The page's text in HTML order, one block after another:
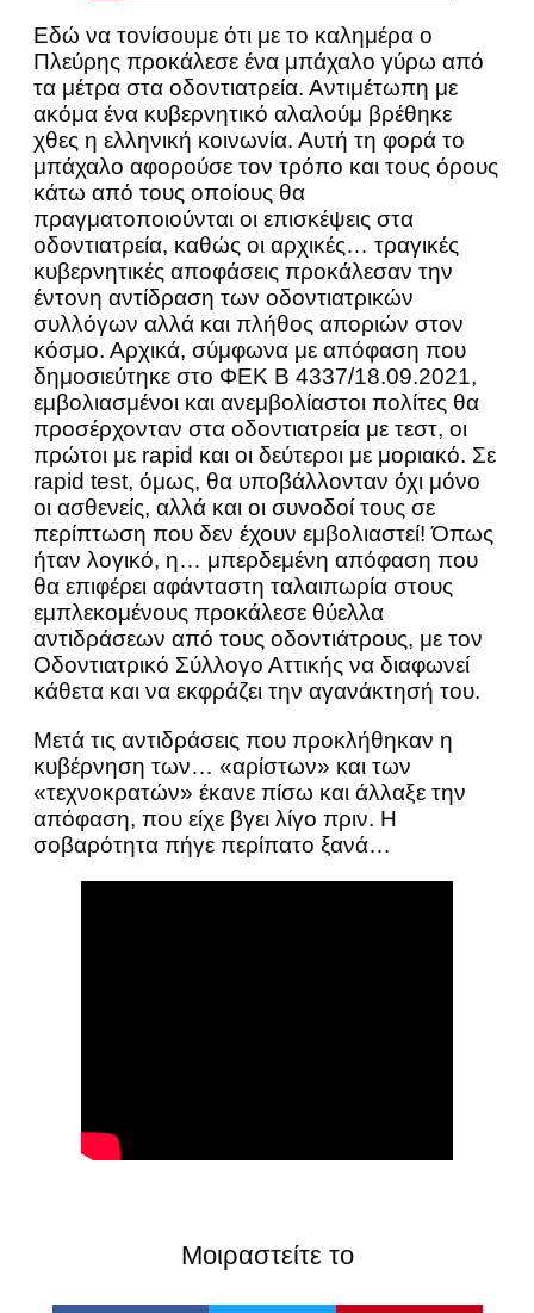
Εδώ να τονίσουμε ότι με το καλημέρα ο
Πλεύρης προκάλεσε ένα μπάχαλο γύρω από
τα μέτρα στα οδοντιατρεία. Αντιμέτωπη με
ακόμα ένα κυβερνητικό αλαλούμ βρέθηκε
χθες η ελληνική κοινωνία. Αυτή τη φορά το
μπάχαλο αφορούσε τον τρόπο και τους όρους
κάτω από τους οποίους θα
πραγματοποιούνται οι επισκέψεις στα
οδοντιατρεία, καθώς οι αρχικές… τραγικές
κυβερνητικές αποφάσεις προκάλεσαν την
έντονη αντίδραση των οδοντιατρικών
συλλόγων αλλά και πλήθος αποριών στον
κόσμο. Αρχικά, σύμφωνα με απόφαση που
δημοσιεύτηκε στο ΦΕΚ Β 4337/18.09.2021,
εμβολιασμένοι και ανεμβολίαστοι πολίτες θα
προσέρχονταν στα οδοντιατρεία με τεστ, οι
πρώτοι με rapid και οι δεύτεροι με μοριακό. Σε
rapid test, όμως, θα υποβάλλονταν όχι μόνο
οι ασθενείς, αλλά και οι συνοδοί τους σε
περίπτωση που δεν έχουν εμβολιαστεί! Όπως
ήταν λογικό, η… μπερδεμένη απόφαση που
θα επιφέρει αφάνταστη ταλαιπωρία στους
εμπλεκομένους προκάλεσε θύελλα
αντιδράσεων από τους οδοντιάτρους, με τον
Οδοντιατρικό Σύλλογο Αττικής να διαφωνεί
κάθετα και να εκφράζει την αγανάκτησή του.
Μετά τις αντιδράσεις που προκλήθηκαν η
κυβέρνηση των… «αρίστων» και των
«τεχνοκρατών» έκανε πίσω και άλλαξε την
απόφαση, που είχε βγει λίγο πριν. Η
σοβαρότητα πήγε περίπατο ξανά…
Μοιραστείτε το